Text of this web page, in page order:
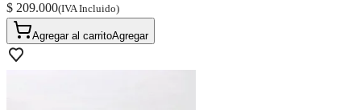
$ 209.000(IVA Incluido)
Agregar al carritoAgregar